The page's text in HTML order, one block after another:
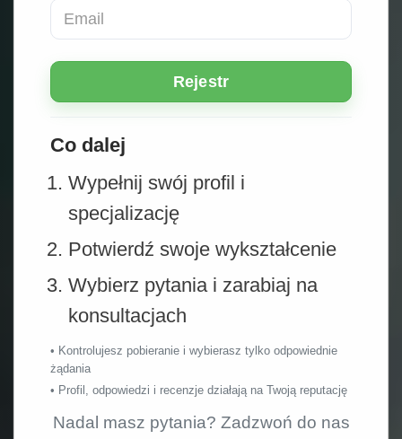
Email
Rejestr
Co dalej
Wypełnij swój profil i
specjalizację
Potwierdź swoje wykształcenie
Wybierz pytania i zarabiaj na
konsultacjach
• Kontrolujesz pobieranie i wybierasz tylko odpowiednie
żądania
• Profil, odpowiedzi i recenzje działają na Twoją reputację
Nadal masz pytania? Zadzwoń do nas